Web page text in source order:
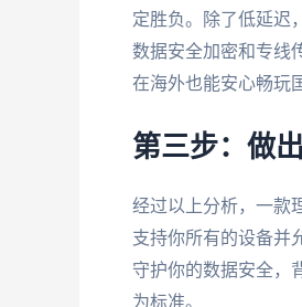
定胜负。除了低延迟
数据安全加密和专线
在海外也能安心畅玩
第三步：做
经过以上分析，一款
支持你所有的设备并
守护你的数据安全，
为标准。